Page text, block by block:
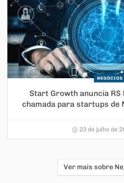
NEGÓCIOS
Start Growth anuncia R$
chamada para startups de
23 de julho de
Ver mais sobre